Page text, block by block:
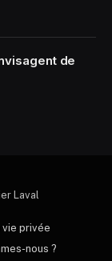
de
Laval
vie privée
nous ?